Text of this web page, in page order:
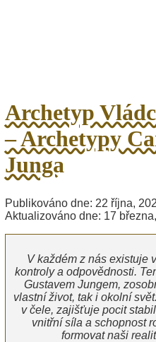
Archetyp
– Archetypy
Junga
Publikováno dne: 22 října,
Aktualizováno dne: 17
V každém z nás existuje
kontroly a odpovědnosti.
Gustavem Jungem,
vlastní život, tak i okolní
v čele, zajišťuje pocit
vnitřní síla a schopnost
formovat naši